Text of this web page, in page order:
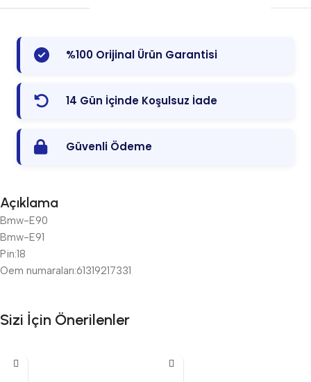
%100 Orijinal Ürün Garantisi
14 Gün İçinde Koşulsuz İade
Güvenli Ödeme
Açıklama
Bmw-E90
Bmw-E91
Pin:18
Oem numaraları:61319217331
Sizi İçin Önerilenler